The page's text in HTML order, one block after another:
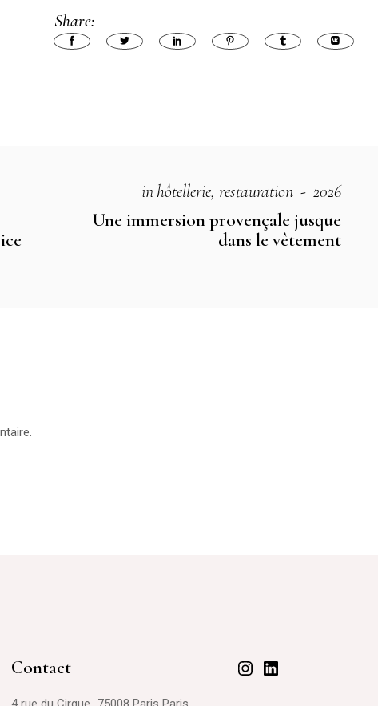
Share:
inhôtellerie restauration 2026
Une immersion provençale jusque
dans le vêtement
Contact Instagram
LinkedIn